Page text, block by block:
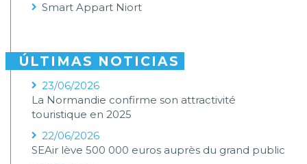
Smart Appart Niort
ÚLTIMAS NOTICIAS
23/06/2026
La Normandie confirme son attractivité
touristique en 2025
22/06/2026
SEAir lève 500 000 euros auprès du grand public